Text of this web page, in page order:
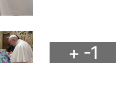
+ -1